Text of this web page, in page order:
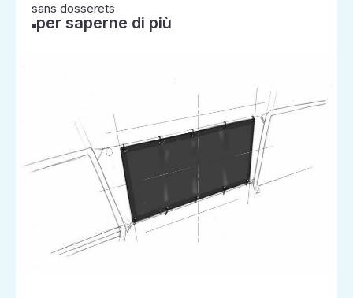
sans dosserets
per saperne di più